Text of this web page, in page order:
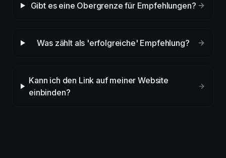
Gibt es eine Obergrenze für Empfehlungen?
Was zählt als 'erfolgreiche' Empfehlung?
Kann ich den Link auf meiner Website
einbinden?